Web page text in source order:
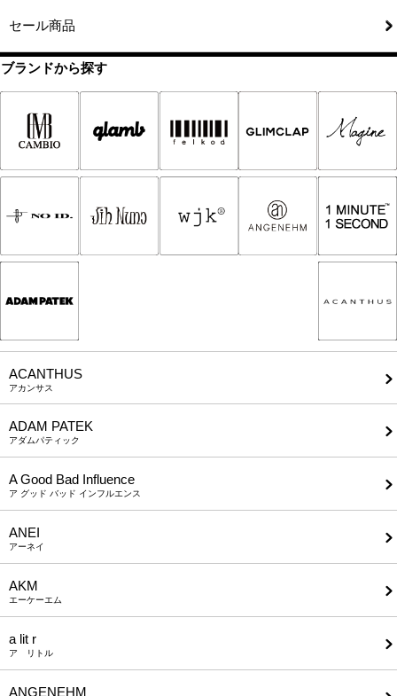
セール商品
ブランドから探す
ACANTHUS
アカンサス
ADAM PATEK
アダムパティック
A Good Bad Influence
ア グッド バッド インフルエンス
ANEI
アーネイ
AKM
エーケーエム
a lit r
ア リトル
ANGENEHM